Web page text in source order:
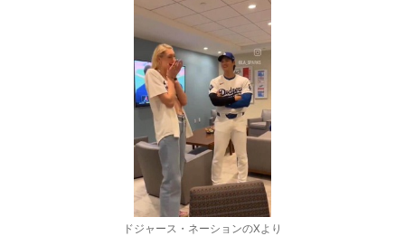
ドジャース・ネーションのXより